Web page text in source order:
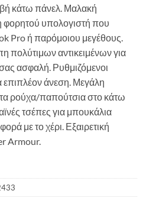
κάτω πάνελ. Μαλακή
φορητού υπολογιστή που
Pro ή παρόμοιου μεγέθους.
πολύτιμων αντικειμένων για
ασφαλή. Ρυθμιζόμενοι
επιπλέον άνεση. Μεγάλη
ρούχα/παπούτσια στο κάτω
τσέπες για μπουκάλια
με το χέρι. Εξαιρετική
Armour.